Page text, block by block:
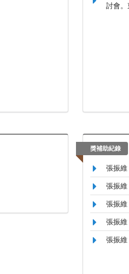
討會。
獎補助紀錄
張振維
張振維
張振維
張振維
張振維